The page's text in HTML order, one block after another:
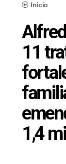
Início
11
1,4